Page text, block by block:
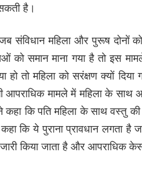
है।
संविधान महिला और पुरूष दोनों
को समान माना गया है तो इस
हो तो महिला को सरंक्षण क्यों
आपराधिक मामले में महिला के
कहा कि पति महिला के साथ वस्तु
कि ये पुराना प्रावधान लगता है
किया जाता है और आपराधिक